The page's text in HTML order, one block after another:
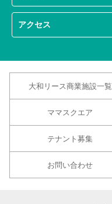
アクセス
大和リース商業施設一覧
ママスクエア
テナント募集
お問い合わせ